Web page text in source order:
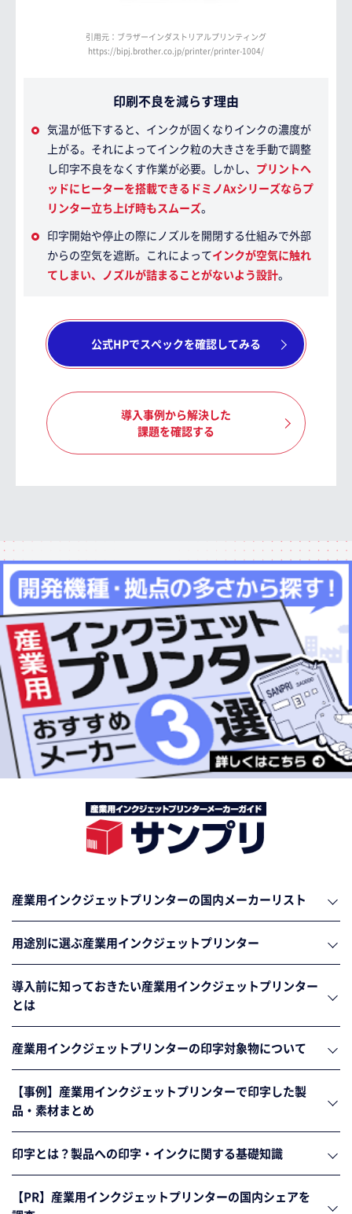
引用元：ブラザーインダストリアルプリンティング
https://bipj.brother.co.jp/printer/printer-1004/
印刷不良を減らす理由
気温が低下すると、インクが固くなりインクの濃度が
上がる。それによってインク粒の大きさを手動で調整
し印字不良をなくす作業が必要。しかし、 プリントヘ
ッドにヒーターを搭載できるドミノAxシリーズならプ
リンター立ち上げ時もスムーズ。
印字開始や停止の際にノズルを開閉する仕組みで外部
からの空気を遮断。これによってインクが空気に触れ
てしまい、ノズルが詰まることがないよう設計。
公式HPでスペックを確認してみる
導入事例から解決した
課題を確認する
産業用インクジェットプリンターの国内メーカーリスト
用途別に選ぶ産業用インクジェットプリンター
導入前に知っておきたい産業用インクジェットプリンター
とは
産業用インクジェットプリンターの印字対象物について
【事例】産業用インクジェットプリンターで印字した製
品・素材まとめ
印字とは？製品への印字・インクに関する基礎知識
【PR】産業用インクジェットプリンターの国内シェアを